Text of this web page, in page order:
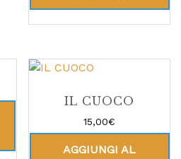
IL CUOCO
15,00€
AGGIUNGI AL